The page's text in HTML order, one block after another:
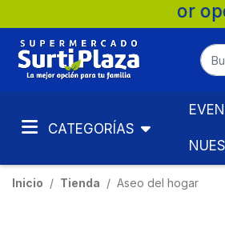
para tu familia. 💚
CATEGORÍAS
Inicio Tienda Aseo del hogar